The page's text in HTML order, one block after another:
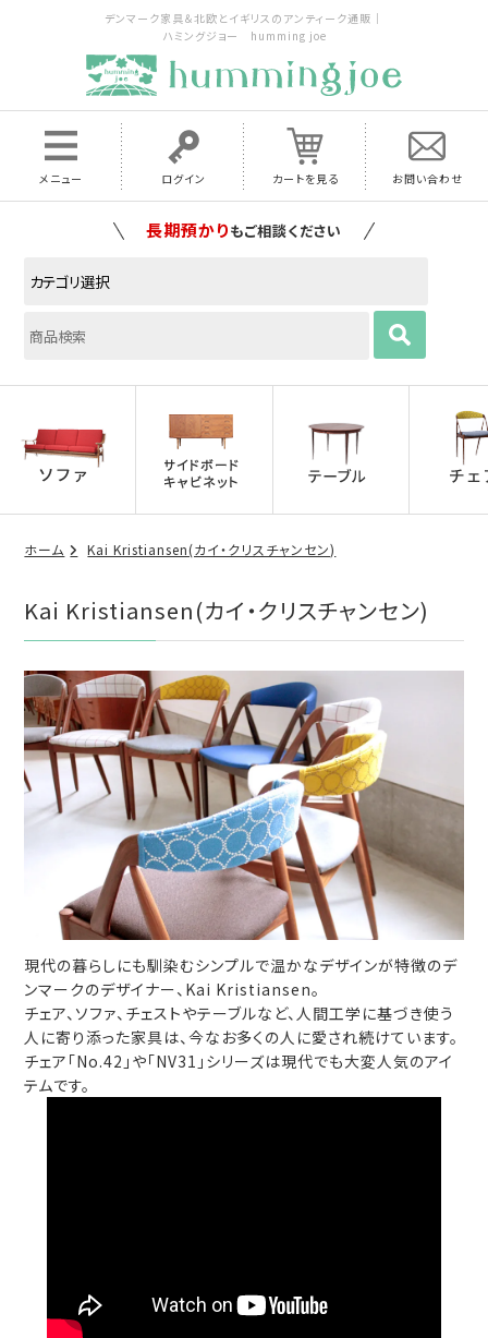
デンマーク家具＆北欧とイギリスのアンティーク通販｜
ハミングジョー humming joe
メニュー ログイン カートを見る お問い合わせ
長期預かりもご相談ください
ホーム Kai Kristiansen(カイ・クリスチャンセン)
Kai Kristiansen(カイ・クリスチャンセン)
現代の暮らしにも馴染むシンプルで温かなデザインが特徴のデ
ンマークのデザイナー、Kai Kristiansen。
チェア、ソファ、チェストやテーブルなど、人間工学に基づき使う
人に寄り添った家具は、今なお多くの人に愛され続けています。
チェア「No.42」や「NV31」シリーズは現代でも大変人気のアイ
テムです。